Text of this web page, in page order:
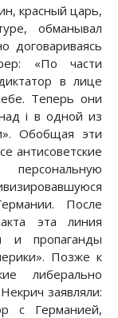
красный царь,
обманывал
договариваясь
«По части
в лице
Теперь они
i в одной из
Обобщая эти
антисоветские
После
эта линия
и пропаганды
Позже к
либерально
заявляли:
с Германией,